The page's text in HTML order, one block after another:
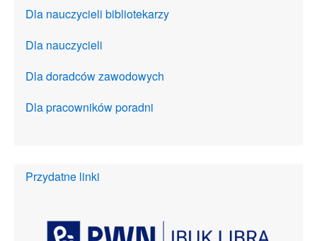
Dla nauczycieli bibliotekarzy
Dla nauczycieli
Dla doradców zawodowych
Dla pracowników poradni
Przydatne linki